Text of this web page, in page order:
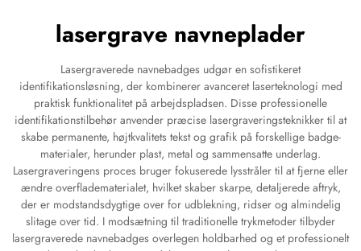
lasergrave navneplader
Lasergraverede navnebadges udgør en sofistikeret
identifikationsløsning, der kombinerer avanceret laserteknologi med
praktisk funktionalitet på arbejdspladsen. Disse professionelle
identifikationstilbehør anvender præcise lasergraveringsteknikker til at
skabe permanente, højtkvalitets tekst og grafik på forskellige badge-
materialer, herunder plast, metal og sammensatte underlag.
Lasergraveringens proces bruger fokuserede lysstråler til at fjerne eller
ændre overfladematerialet, hvilket skaber skarpe, detaljerede aftryk,
der er modstandsdygtige over for udblekning, ridser og almindelig
slitage over tid. I modsætning til traditionelle trykmetoder tilbyder
lasergraverede navnebadges overlegen holdbarhed og et professionelt